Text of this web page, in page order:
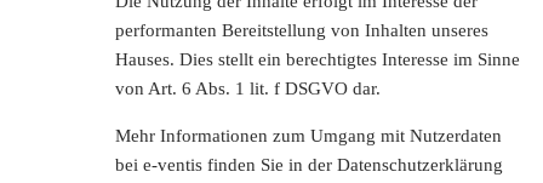
performanten Bereitstellung von Inhalten unseres
Hauses. Dies stellt ein berechtigtes Interesse im Sinne
von Art. 6 Abs. 1 lit. f DSGVO dar.
Mehr Informationen zum Umgang mit Nutzerdaten
bei e-ventis finden Sie in der Datenschutzerklärung